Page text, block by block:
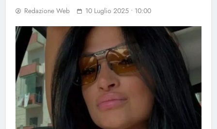
Redazione Web 10 Luglio 2025 • 10:00